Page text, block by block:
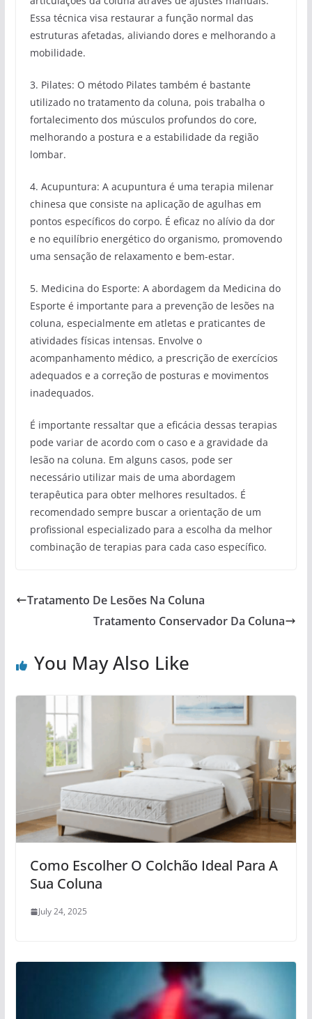
Essa técnica visa restaurar a função normal das
estruturas afetadas, aliviando dores e melhorando a
mobilidade.
3. Pilates: O método Pilates também é bastante
utilizado no tratamento da coluna, pois trabalha o
fortalecimento dos músculos profundos do core,
melhorando a postura e a estabilidade da região
lombar.
4. Acupuntura: A acupuntura é uma terapia milenar
chinesa que consiste na aplicação de agulhas em
pontos específicos do corpo. É eficaz no alívio da dor
e no equilíbrio energético do organismo, promovendo
uma sensação de relaxamento e bem-estar.
5. Medicina do Esporte: A abordagem da Medicina do
Esporte é importante para a prevenção de lesões na
coluna, especialmente em atletas e praticantes de
atividades físicas intensas. Envolve o
acompanhamento médico, a prescrição de exercícios
adequados e a correção de posturas e movimentos
inadequados.
É importante ressaltar que a eficácia dessas terapias
pode variar de acordo com o caso e a gravidade da
lesão na coluna. Em alguns casos, pode ser
necessário utilizar mais de uma abordagem
terapêutica para obter melhores resultados. É
recomendado sempre buscar a orientação de um
profissional especializado para a escolha da melhor
combinação de terapias para cada caso específico.
Tratamento De Lesões Na Coluna
Tratamento Conservador Da Coluna
You May Also Like
Como Escolher O Colchão Ideal Para A
Sua Coluna
July 24, 2025